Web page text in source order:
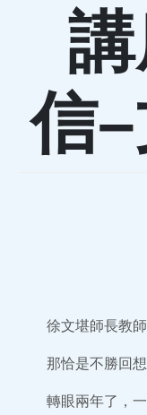
信
徐文堪師長教
那恰是不勝回
轉眼兩年了，